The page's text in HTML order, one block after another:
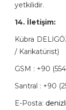
yetkilidir.
14. İletişim:
Kübra
/ Karikatürist)
GSM : +90
Santral : +90
E-Posta: